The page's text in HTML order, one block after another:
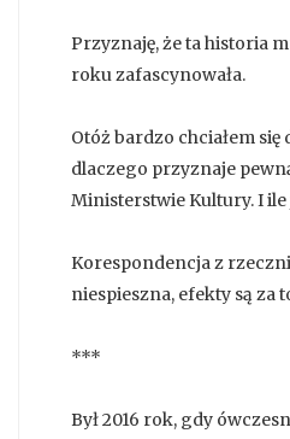
Przyznaję, że ta historia
roku zafascynowała.
Otóż bardzo chciałem się
dlaczego przyznaje
Ministerstwie Kultury. I ile
Korespondencja z
niespieszna, efekty są za
***
Był 2016 rok, gdy